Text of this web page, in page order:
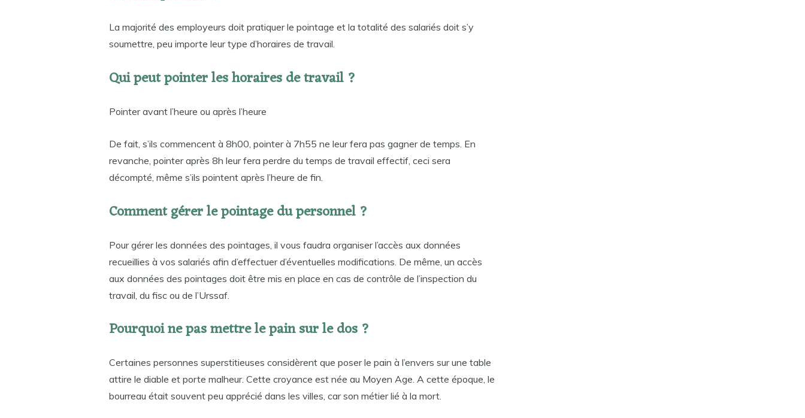
La majorité des employeurs doit pratiquer le pointage et la totalité des salariés doit s’y
soumettre, peu importe leur type d’horaires de travail.
Qui peut pointer les horaires de travail ?
Pointer avant l’heure ou après l’heure
De fait, s’ils commencent à 8h00, pointer à 7h55 ne leur fera pas gagner de temps. En
revanche, pointer après 8h leur fera perdre du temps de travail effectif, ceci sera
décompté, même s’ils pointent après l’heure de fin.
Comment gérer le pointage du personnel ?
Pour gérer les données des pointages, il vous faudra organiser l’accès aux données
recueillies à vos salariés afin d’effectuer d’éventuelles modifications. De même, un accès
aux données des pointages doit être mis en place en cas de contrôle de l’inspection du
travail, du fisc ou de l’Urssaf.
Pourquoi ne pas mettre le pain sur le dos ?
Certaines personnes superstitieuses considèrent que poser le pain à l’envers sur une table
attire le diable et porte malheur. Cette croyance est née au Moyen Age. A cette époque, le
bourreau était souvent peu apprécié dans les villes, car son métier lié à la mort.